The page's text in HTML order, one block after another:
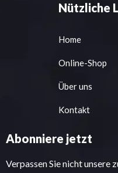
Nützliche
Home
Online-Shop
Über uns
Kontakt
Abonniere jetzt
Verpassen Sie nicht